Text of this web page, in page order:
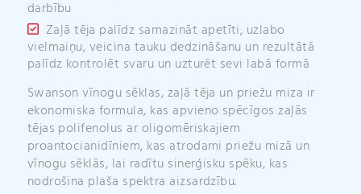
darbību
Zaļā tēja palīdz samazināt apetīti, uzlabo
vielmaiņu, veicina tauku dedzināšanu un rezultātā
palīdz kontrolēt svaru un uzturēt sevi labā formā
Swanson vīnogu sēklas, zaļā tēja un priežu miza ir
ekonomiska formula, kas apvieno spēcīgos zaļās
tējas polifenolus ar oligomēriskajiem
proantocianidīniem, kas atrodami priežu mizā un
vīnogu sēklās, lai radītu sinerģisku spēku, kas
nodrošina plaša spektra aizsardzību.